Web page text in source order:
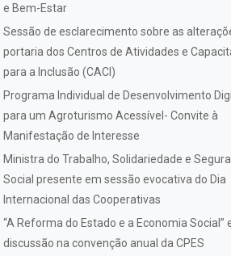
e Bem-Estar
Sessão de esclarecimento sobre as
portaria dos Centros de Atividades e
para a Inclusão (CACI)
Programa Individual de Desenvolvimento
para um Agroturismo Acessível- Convite à
Manifestação de Interesse
Ministra do Trabalho, Solidariedade e
Social presente em sessão evocativa do Dia
Internacional das Cooperativas
“A Reforma do Estado e a Economia Social”
discussão na convenção anual da CPES